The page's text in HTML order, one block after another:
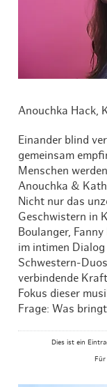
Anouchka Hack,
Einander blind
gemeinsam
Menschen
Anouchka &
Nicht nur das
Geschwistern in
Boulanger,
im intimen
Schwestern-
verbindende
Fokus dieser
Frage: Was
Dies ist ein
Für